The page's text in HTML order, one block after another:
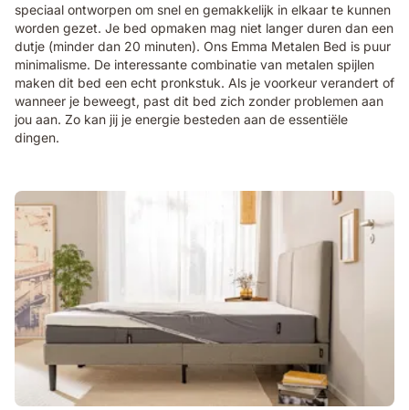
speciaal ontworpen om snel en gemakkelijk in elkaar te kunnen
worden gezet. Je bed opmaken mag niet langer duren dan een
dutje (minder dan 20 minuten). Ons Emma Metalen Bed is puur
minimalisme. De interessante combinatie van metalen spijlen
maken dit bed een echt pronkstuk. Als je voorkeur verandert of
wanneer je beweegt, past dit bed zich zonder problemen aan
jou aan. Zo kan jij je energie besteden aan de essentiële
dingen.